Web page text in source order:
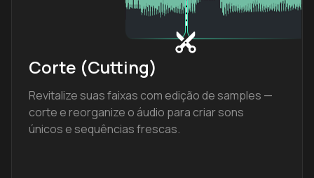
Corte (Cutting)
Revitalize suas faixas com edição de samples —
corte e reorganize o áudio para criar sons
únicos e sequências frescas.